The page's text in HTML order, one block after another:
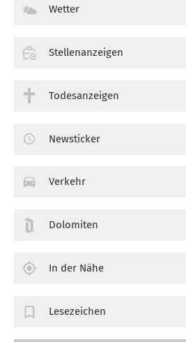
Wetter
Stellenanzeigen
Todesanzeigen
Newsticker
Verkehr
Dolomiten
In der Nähe
Lesezeichen